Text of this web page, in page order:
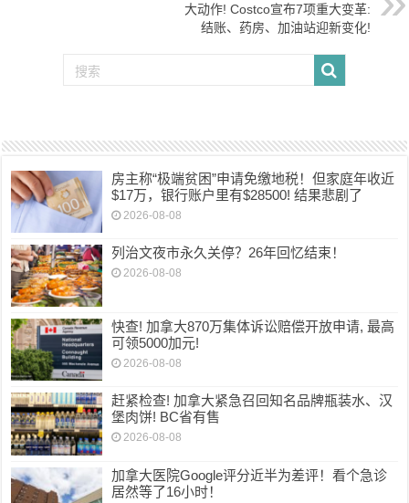
大动作! Costco宣布7项重大变革:
结账、药房、加油站迎新变化!
房主称“极端贫困”申请免缴地税！但家庭年收近
$17万，银行账户里有$28500! 结果悲剧了
2026-08-08
列治文夜市永久关停？26年回忆结束！
2026-08-08
快查! 加拿大870万集体诉讼赔偿开放申请, 最高
可领5000加元!
2026-08-08
赶紧检查! 加拿大紧急召回知名品牌瓶装水、汉
堡肉饼! BC省有售
2026-08-08
加拿大医院Google评分近半为差评！看个急诊
居然等了16小时！